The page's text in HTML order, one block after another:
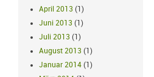
April 2013 (1)
Juni 2013 (1)
Juli 2013 (1)
August 2013 (1)
Januar 2014 (1)